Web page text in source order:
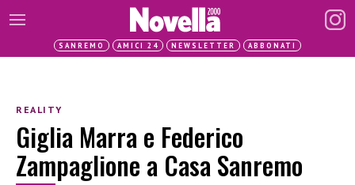
SANREMO AMICI 24 NEWSLETTER ABBONATI
REALITY
Giglia Marra e Federico
Zampaglione a Casa Sanremo